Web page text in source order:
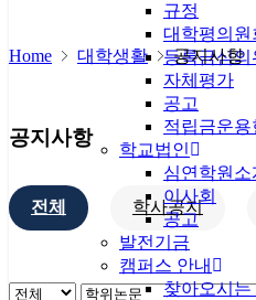
KCI논문
규정
대학평의원
등록금심의
자체평가
공고
적립금운용
학교법인
심연학원소
이사회
공고
발전기금
캠퍼스 안내
찾아오시는
Home 대학생활 공지사항
공지사항
전체 학사공지